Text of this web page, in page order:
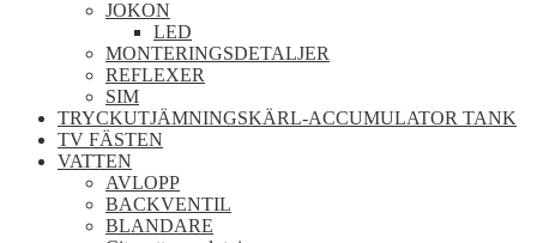
JOKON
LED
MONTERINGSDETALJER
REFLEXER
SIM
TRYCKUTJÄMNINGSKÄRL-ACCUMULATOR TANK
TV FÄSTEN
VATTEN
AVLOPP
BACKVENTIL
BLANDARE